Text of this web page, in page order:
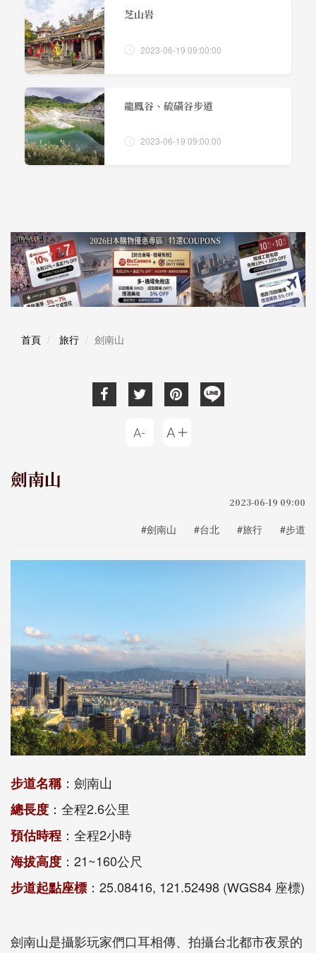
芝山岩
2023-06-19 09:00:00
龍鳳谷、硫磺谷步道
2023-06-19 09:00:00
首頁 旅行 劍南山
劍南山
2023-06-19 09:00
#劍南山 #台北 #旅行 #步道
步道名稱：劍南山
總長度 ：全程2.6公里
預估時程 ：全程2小時
海拔高度 ：21~160公尺
步道起點座標 ：25.08416, 121.52498 (WGS84 座標)
劍南山是攝影玩家們口耳相傳、拍攝台北都市夜景的